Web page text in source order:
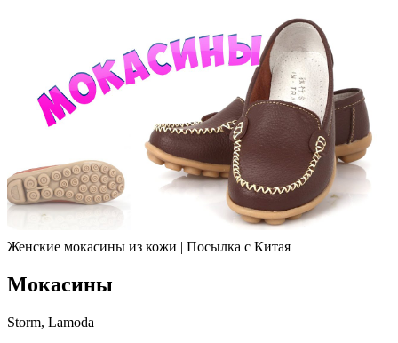
Женские мокасины из кожи | Посылка с Китая
Мокасины
Storm, Lamoda